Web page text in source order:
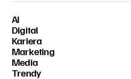
AI
Digital
Kariera
Marketing
Media
Trendy